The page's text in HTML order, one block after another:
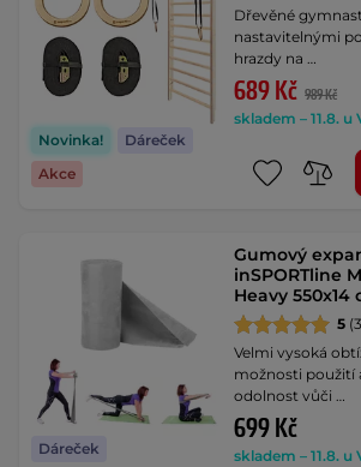
Novinka!
Dáreček
Akce
Dřevěné
nastavitelnými
hrazdy na …
689 Kč 989 Kč
skladem – 11.8. u
Dáreček
Gumový
inSPORTline
Heavy 550x14
5
Velmi vysoká
možnosti použití
odolnost vůči …
699 Kč
skladem – 11.8. u